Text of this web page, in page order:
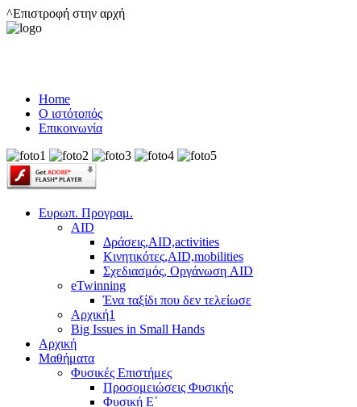
^Επιστροφή στην αρχή
Home
Ο ιστότοπός
Επικοινωνία
Ευρωπ. Προγραμ.
AID
Δράσεις,AID,activities
Κινητικότες,AID,mobilities
Σχεδιασμός, Οργάνωση AID
eTwinning
Ένα ταξίδι που δεν τελείωσε
Αρχική1
Big Issues in Small Hands
Αρχική
Μαθήματα
Φυσικές Επιστήμες
Προσομειώσεις Φυσικής
Φυσική Ε΄